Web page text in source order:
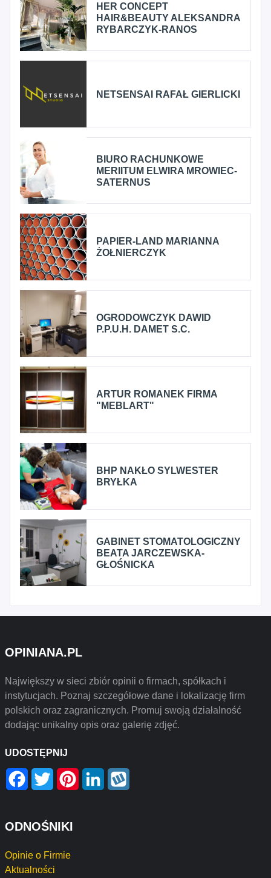
HER CONCEPT
HAIR&BEAUTY ALEKSANDRA
RYBARCZYK-RANOS
NETSENSAI RAFAŁ GIERLICKI
BIURO RACHUNKOWE
MERIITUM ELWIRA MROWIEC-
SATERNUS
PAPIER-LAND MARIANNA
ŻOŁNIERCZYK
OGRODOWCZYK DAWID
P.P.U.H. DAMET S.C.
ARTUR ROMANEK FIRMA
"MEBLART"
BHP NAKŁO SYLWESTER
BRYŁKA
GABINET STOMATOLOGICZNY
BEATA JARCZEWSKA-
GŁOŚNICKA
OPINIANA.PL
Największy w sieci zbiór opinii o firmach, spółkach i
instytucjach. Poznaj szczegółowe dane i lokalizację firm
polskich oraz zagranicznych. Promuj swoją działalność
dodając unikalny opis oraz galerię zdjęć.
UDOSTĘPNIJ
Facebook
Twitter PinterestLinkedIn
ODNOŚNIKI
Opinie o Firmie
Aktualności